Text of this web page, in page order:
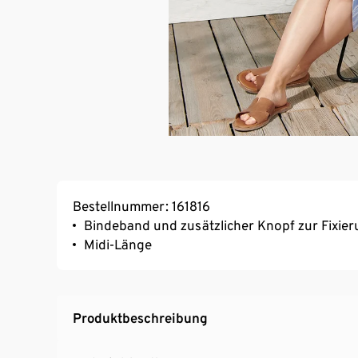
Bestellnummer: 161816
Bindeband und zusätzlicher Knopf zur
Midi-Länge
Produktbeschreibung